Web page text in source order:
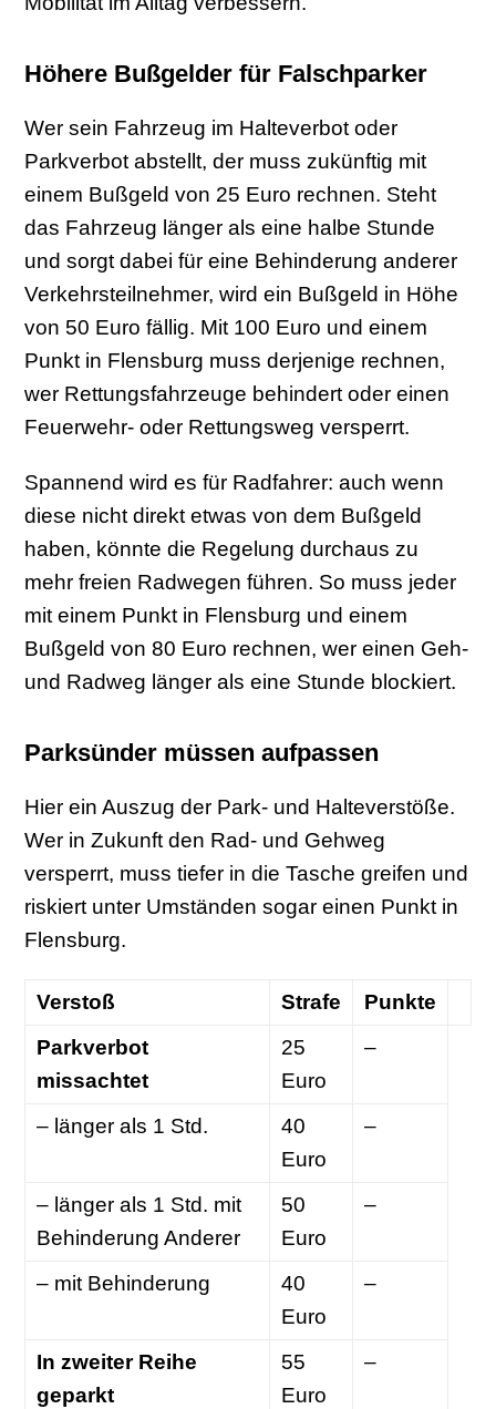
Höhere Bußgelder für Falschparker
Wer sein Fahrzeug im Halteverbot oder
Parkverbot abstellt, der muss zukünftig mit
einem Bußgeld von 25 Euro rechnen. Steht
das Fahrzeug länger als eine halbe Stunde
und sorgt dabei für eine Behinderung anderer
Verkehrsteilnehmer, wird ein Bußgeld in Höhe
von 50 Euro fällig. Mit 100 Euro und einem
Punkt in Flensburg muss derjenige rechnen,
wer Rettungsfahrzeuge behindert oder einen
Feuerwehr- oder Rettungsweg versperrt.
Spannend wird es für Radfahrer: auch wenn
diese nicht direkt etwas von dem Bußgeld
haben, könnte die Regelung durchaus zu
mehr freien Radwegen führen. So muss jeder
mit einem Punkt in Flensburg und einem
Bußgeld von 80 Euro rechnen, wer einen Geh-
und Radweg länger als eine Stunde blockiert.
Parksünder müssen aufpassen
Hier ein Auszug der Park- und Halteverstöße.
Wer in Zukunft den Rad- und Gehweg
versperrt, muss tiefer in die Tasche greifen und
riskiert unter Umständen sogar einen Punkt in
Flensburg.
Verstoß Strafe
Punkte
Parkverbot
missachtet
25
Euro
–
– länger als 1 Std.
40
Euro
–
– länger als 1 Std. mit
Behinderung Anderer
50
Euro
–
– mit Behinderung
40
Euro
–
In zweiter Reihe
geparkt
55
Euro
–